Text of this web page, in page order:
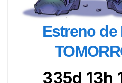
Estreno de
335d 13h